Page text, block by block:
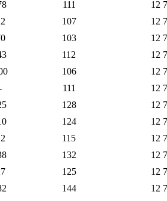
111 12
107 12
103 12
112 12
106 12
111 12
128 12
124 12
115 12
132 12
125 12
144 12